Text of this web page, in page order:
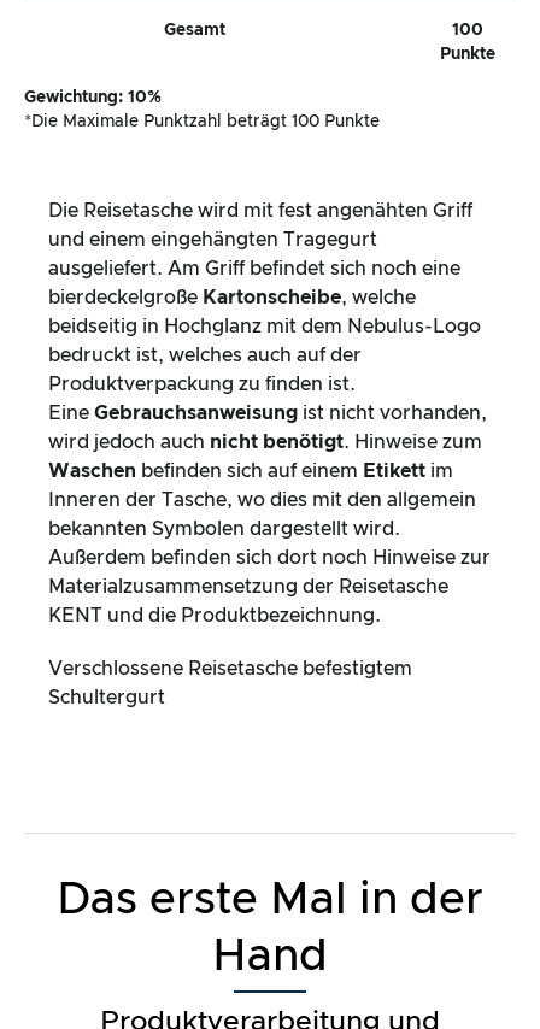
Gesamt
100
Punkte
Gewichtung: 10%
*Die Maximale Punktzahl beträgt 100 Punkte
Die Reisetasche wird mit fest angenähten Griff
und einem eingehängten Tragegurt
ausgeliefert. Am Griff befindet sich noch eine
bierdeckelgroße Kartonscheibe, welche
beidseitig in Hochglanz mit dem Nebulus-Logo
bedruckt ist, welches auch auf der
Produktverpackung zu finden ist.
Eine Gebrauchsanweisung ist nicht vorhanden,
wird jedoch auch nicht benötigt. Hinweise zum
Waschen befinden sich auf einem Etikett im
Inneren der Tasche, wo dies mit den allgemein
bekannten Symbolen dargestellt wird.
Außerdem befinden sich dort noch Hinweise zur
Materialzusammensetzung der Reisetasche
KENT und die Produktbezeichnung.
Verschlossene Reisetasche befestigtem
Schultergurt
Das erste Mal in der
Hand
Produktverarbeitung und